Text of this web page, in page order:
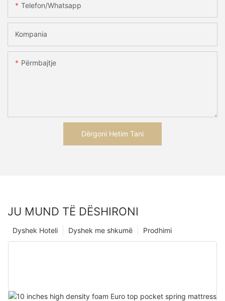
Telefon/whatsapp
Kompania
Përmbajtje
Dërgoni Hetim Tani
JU MUND TË DËSHIRONI
Prodhimi
Dyshek me shkumë
Dyshek Hoteli